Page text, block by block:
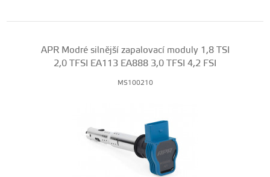
APR Modré silnější zapalovací moduly 1,8 TSI
2,0 TFSI EA113 EA888 3,0 TFSI 4,2 FSI
MS100210